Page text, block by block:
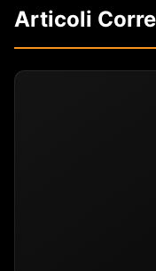
Articoli